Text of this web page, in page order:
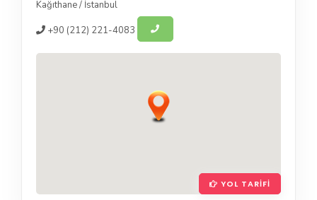
Kağıthane/ İstanbul
+90 (212) 221-4083
YOL TARIFI